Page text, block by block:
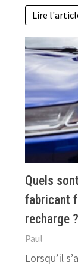
Lire
Quels
fabricant
recharge ?
Paul
Lorsqu’il